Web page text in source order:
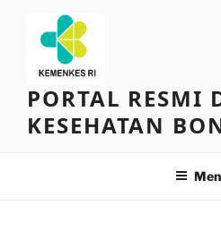
content
PORTAL RESMI
KESEHATAN